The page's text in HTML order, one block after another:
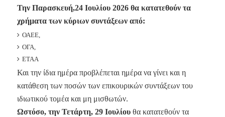
Την Παρασκευή,24 Ιουλίου 2026 θα κατατεθούν τα
χρήματα των κύριων συντάξεων από:
ΟΑΕΕ,
ΟΓΑ,
ΕΤΑΑ
Και την ίδια ημέρα προβλέπεται ημέρα να γίνει και η
κατάθεση των ποσών των επικουρικών συντάξεων του
ιδιωτικού τομέα και μη μισθωτών.
Ωστόσο, την Τετάρτη, 29 Ιουλίουθα κατατεθούν τα